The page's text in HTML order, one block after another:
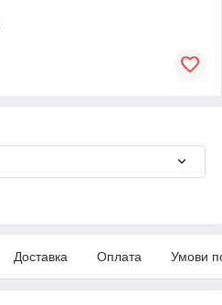
Доставка Оплата Умови